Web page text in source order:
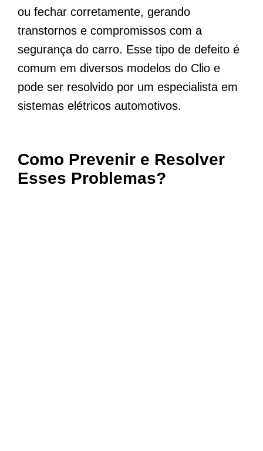
ou fechar corretamente, gerando
transtornos e compromissos com a
segurança do carro. Esse tipo de defeito é
comum em diversos modelos do Clio e
pode ser resolvido por um especialista em
sistemas elétricos automotivos.
Como Prevenir e Resolver
Esses Problemas?